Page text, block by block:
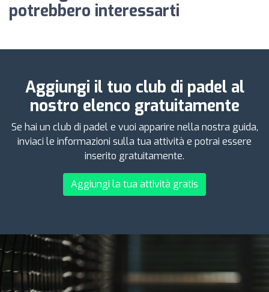
potrebbero interessarti
Aggiungi il tuo club di padel al
nostro elenco gratuitamente
Se hai un club di padel e vuoi apparire nella nostra guida,
inviaci le informazioni sulla tua attività e potrai essere
inserito gratuitamente.
Aggiungi la tua attività gratis